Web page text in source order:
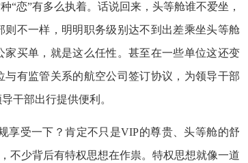
“恋”有多么执着。话说回来，头等舱谁不爱坐，
不一样，明明职务级别达不到出差乘坐头等舱
买单，就是这么任性。甚至在一些单位这还变
有监管关系的航空公司签订协议，为领导干部
干部出行提供便利。
受一下？肯定不只是VIP的尊贵、头等舱的舒
不少背后有特权思想在作祟。特权思想就像一道